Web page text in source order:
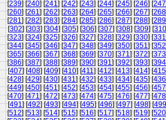
[239] [240] [241] [242] [243] [244] [245] [246] [247
[260] [261] [262] [263] [264] [265] [266] [267] [268
[281] [282] [283] [284] [285] [286] [287] [288] [289
[302] [303] [304] [305] [306] [307] [308] [309] [310
[323] [324] [325] [326] [327] [328] [329] [330] [331
[344] [345] [346] [347] [348] [349] [350] [351] [352
[365] [366] [367] [368] [369] [370] [371] [372] [373
[386] [387] [388] [389] [390] [391] [392] [393] [394
[407] [408] [409] [410] [411] [412] [413] [414] [415
[428] [429] [430] [431] [432] [433] [434] [435] [436
[449] [450] [451] [452] [453] [454] [455] [456] [457
[470] [471] [472] [473] [474] [475] [476] [477] [478
[491] [492] [493] [494] [495] [496] [497] [498] [499
[512] [513] [514] [515] [516] [517] [518] [519] [520